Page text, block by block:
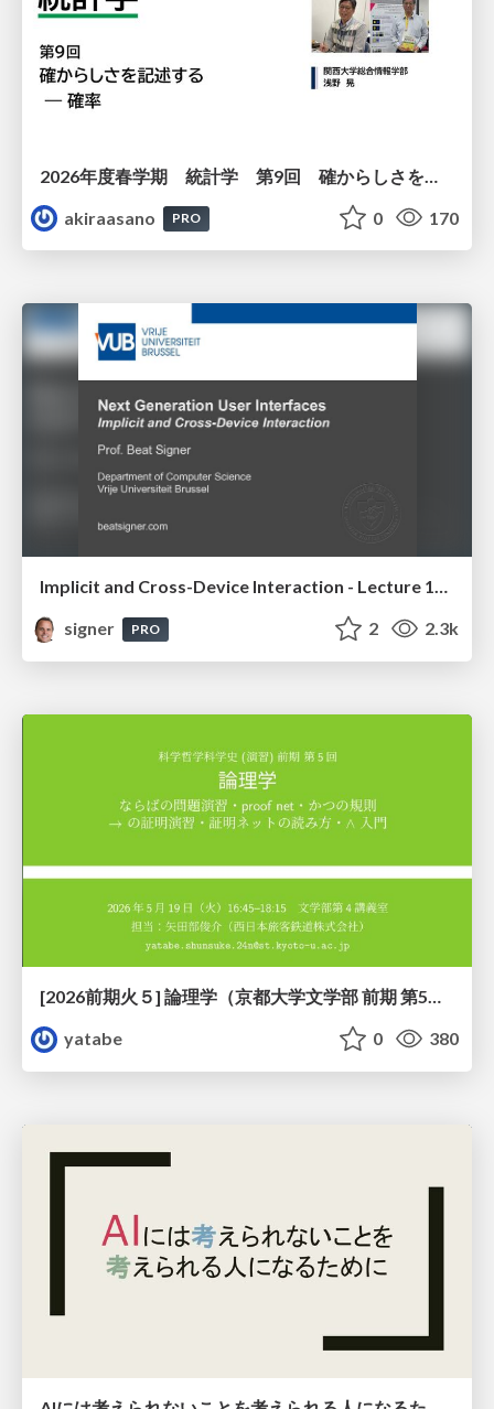
akiraasano
PRO 0 170
Implicit and Cross-Device Interaction - Lecture 10 - Next Generation User Interfaces (4018166FNR)
signer
PRO 2 2.3k
[2026前期火５] 論理学（京都大学文学部 前期 第5回）「 ならばの問題演習・proof net・かつの規則」
yatabe
0 380